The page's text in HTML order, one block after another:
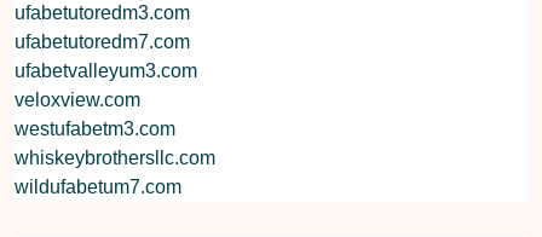
ufabetutoredm3.com
ufabetutoredm7.com
ufabetvalleyum3.com
veloxview.com
westufabetm3.com
whiskeybrothersllc.com
wildufabetum7.com